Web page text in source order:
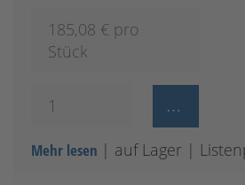
185,08 € pro
Stück
Mehr lesen | auf Lager |